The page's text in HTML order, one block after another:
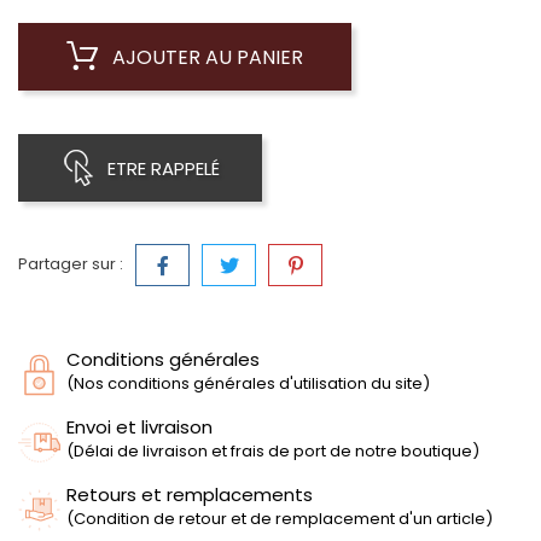
AJOUTER AU PANIER
ETRE RAPPELÉ
Partager sur :
Conditions générales
(Nos conditions générales d'utilisation du site)
Envoi et livraison
(Délai de livraison et frais de port de notre boutique)
Retours et remplacements
(Condition de retour et de remplacement d'un article)